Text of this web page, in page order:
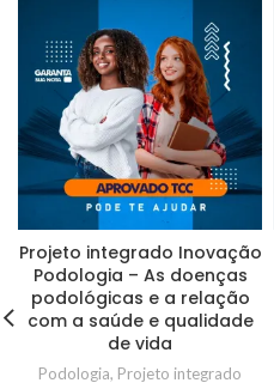
Projeto integrado Inovação
Podologia – As doenças
podológicas e a relação
com a saúde e qualidade
de vida
Podologia, Projeto integrado